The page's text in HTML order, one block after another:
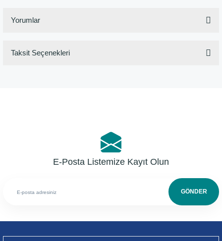
Yorumlar
Taksit Seçenekleri
E-Posta Listemize Kayıt Olun
GÖNDER